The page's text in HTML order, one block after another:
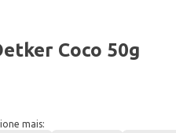
Coco 50g
mais: